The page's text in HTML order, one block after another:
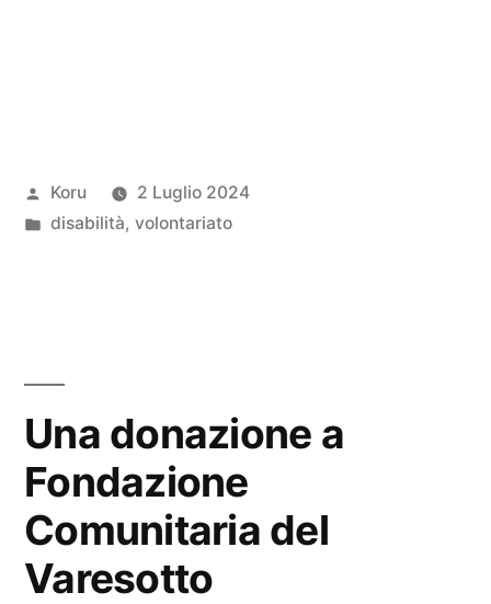
Pubblicato
da
Koru
2 Luglio 2024
Pubblicato
disabilità, volontariato
Una donazione a
Fondazione
Comunitaria del
Varesotto